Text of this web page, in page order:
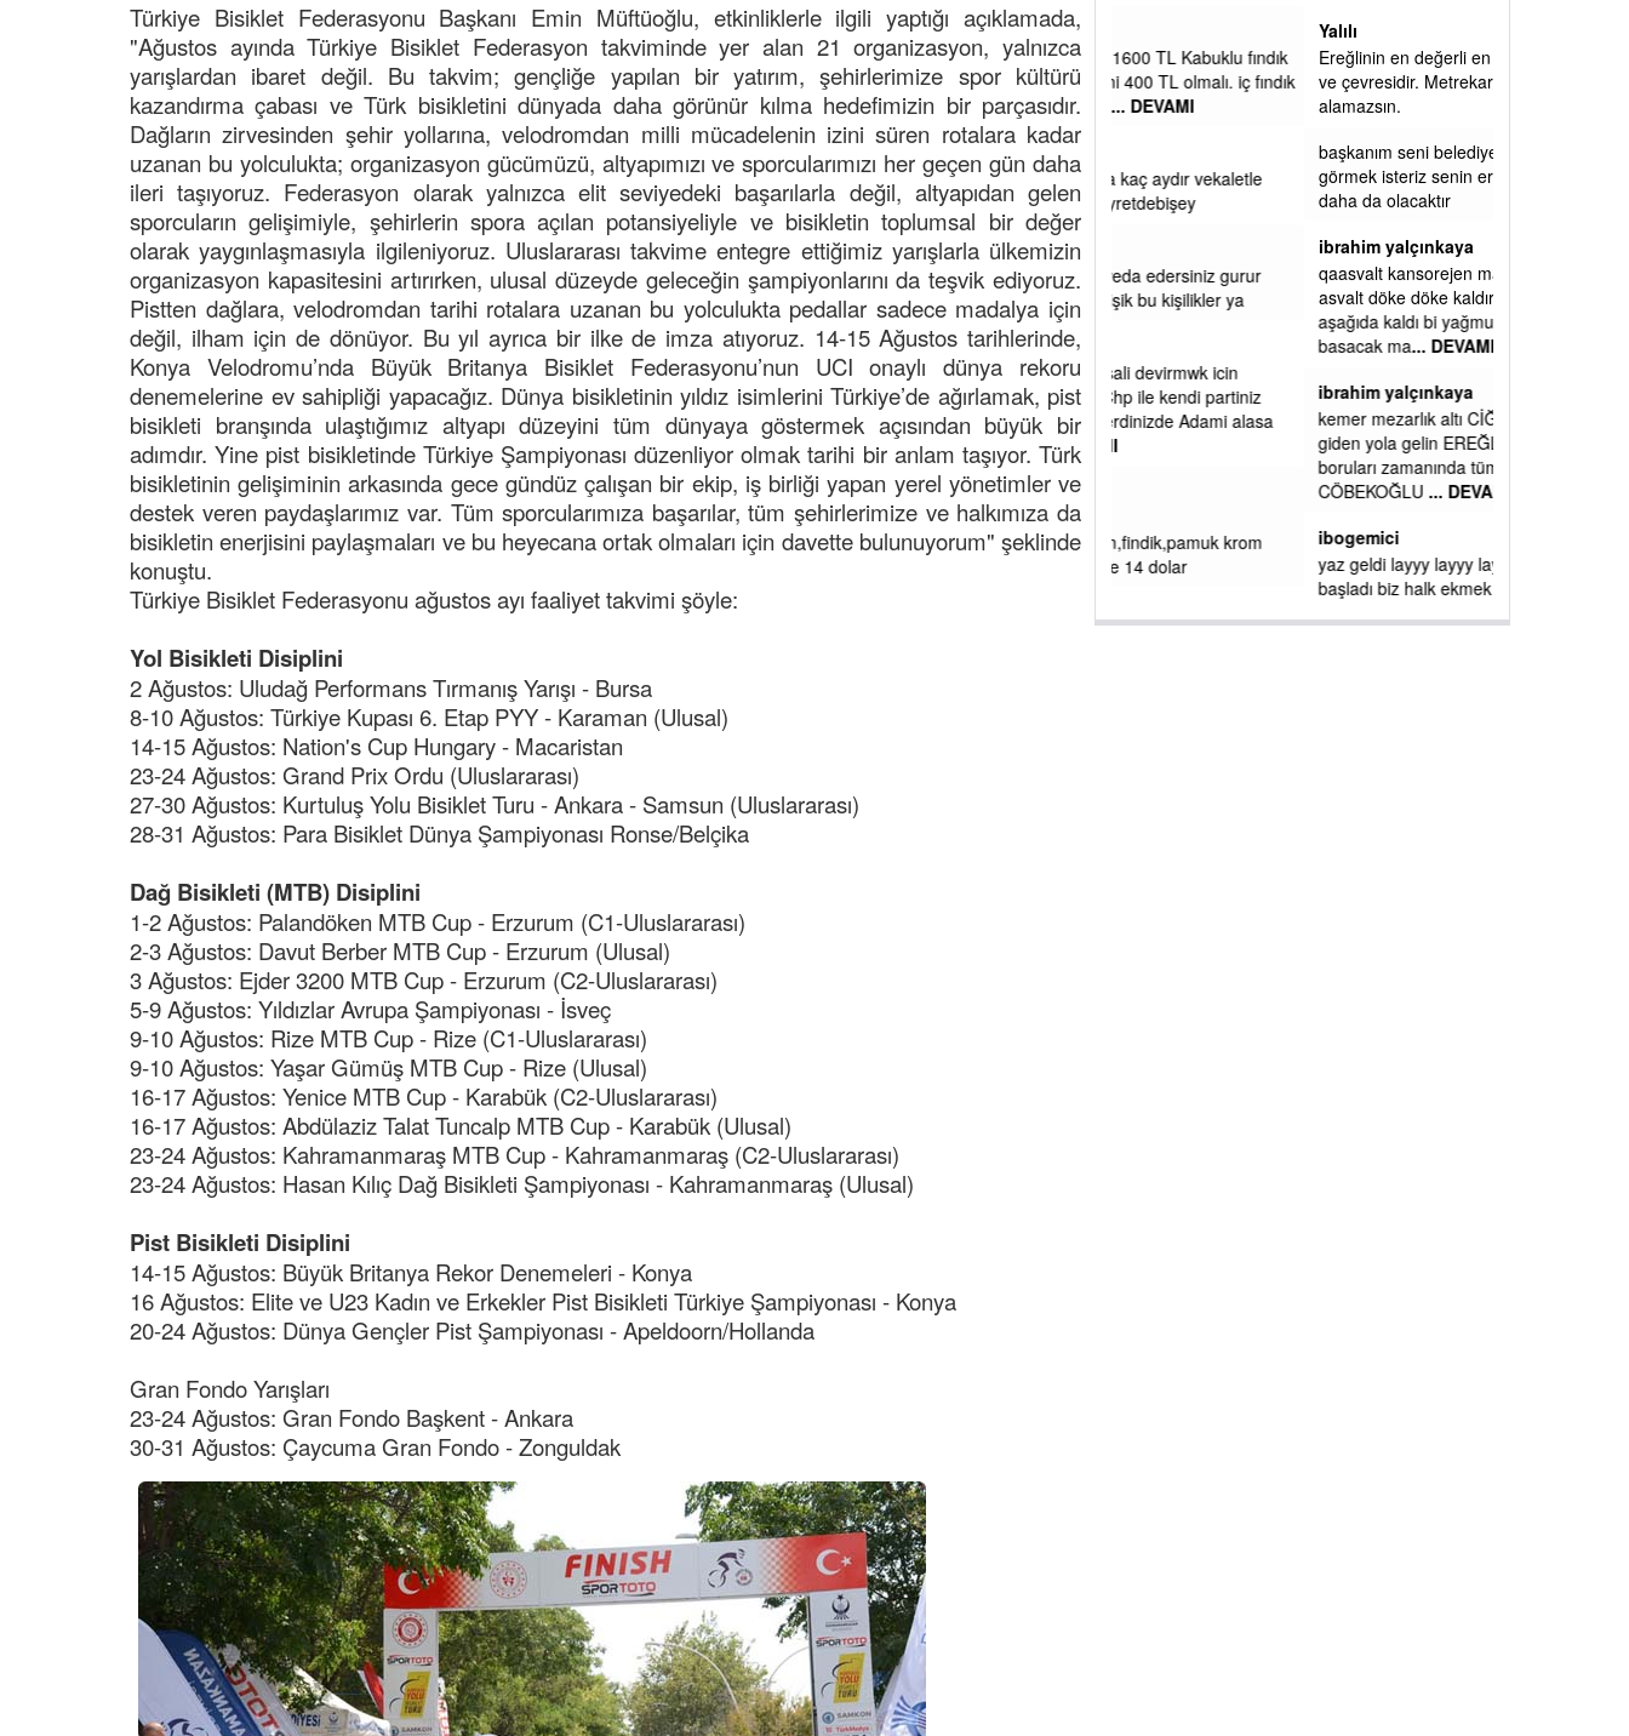
Türkiye Bisiklet Federasyonu Başkanı Emin Müftüoğlu, etkinliklerle ilgili yaptığı açıklamada,
"Ağustos ayında Türkiye Bisiklet Federasyon takviminde yer alan 21 organizasyon, yalnızca
yarışlardan ibaret değil. Bu takvim; gençliğe yapılan bir yatırım, şehirlerimize spor kültürü
kazandırma çabası ve Türk bisikletini dünyada daha görünür kılma hedefimizin bir parçasıdır.
Dağların zirvesinden şehir yollarına, velodromdan milli mücadelenin izini süren rotalara kadar
uzanan bu yolculukta; organizasyon gücümüzü, altyapımızı ve sporcularımızı her geçen gün daha
ileri taşıyoruz. Federasyon olarak yalnızca elit seviyedeki başarılarla değil, altyapıdan gelen
sporcuların gelişimiyle, şehirlerin spora açılan potansiyeliyle ve bisikletin toplumsal bir değer
olarak yaygınlaşmasıyla ilgileniyoruz. Uluslararası takvime entegre ettiğimiz yarışlarla ülkemizin
organizasyon kapasitesini artırırken, ulusal düzeyde geleceğin şampiyonlarını da teşvik ediyoruz.
Pistten dağlara, velodromdan tarihi rotalara uzanan bu yolculukta pedallar sadece madalya için
değil, ilham için de dönüyor. Bu yıl ayrıca bir ilke de imza atıyoruz. 14-15 Ağustos tarihlerinde,
Konya Velodromu’nda Büyük Britanya Bisiklet Federasyonu’nun UCI onaylı dünya rekoru
denemelerine ev sahipliği yapacağız. Dünya bisikletinin yıldız isimlerini Türkiye’de ağırlamak, pist
bisikleti branşında ulaştığımız altyapı düzeyini tüm dünyaya göstermek açısından büyük bir
adımdır. Yine pist bisikletinde Türkiye Şampiyonası düzenliyor olmak tarihi bir anlam taşıyor. Türk
bisikletinin gelişiminin arkasında gece gündüz çalışan bir ekip, iş birliği yapan yerel yönetimler ve
destek veren paydaşlarımız var. Tüm sporcularımıza başarılar, tüm şehirlerimize ve halkımıza da
bisikletin enerjisini paylaşmaları ve bu heyecana ortak olmaları için davette bulunuyorum" şeklinde
konuştu.
Türkiye Bisiklet Federasyonu ağustos ayı faaliyet takvimi şöyle:
Yol Bisikleti Disiplini
2 Ağustos: Uludağ Performans Tırmanış Yarışı - Bursa
8-10 Ağustos: Türkiye Kupası 6. Etap PYY - Karaman (Ulusal)
14-15 Ağustos: Nation's Cup Hungary - Macaristan
23-24 Ağustos: Grand Prix Ordu (Uluslararası)
27-30 Ağustos: Kurtuluş Yolu Bisiklet Turu - Ankara - Samsun (Uluslararası)
28-31 Ağustos: Para Bisiklet Dünya Şampiyonası Ronse/Belçika
Dağ Bisikleti (MTB) Disiplini
1-2 Ağustos: Palandöken MTB Cup - Erzurum (C1-Uluslararası)
2-3 Ağustos: Davut Berber MTB Cup - Erzurum (Ulusal)
3 Ağustos: Ejder 3200 MTB Cup - Erzurum (C2-Uluslararası)
5-9 Ağustos: Yıldızlar Avrupa Şampiyonası - İsveç
9-10 Ağustos: Rize MTB Cup - Rize (C1-Uluslararası)
9-10 Ağustos: Yaşar Gümüş MTB Cup - Rize (Ulusal)
16-17 Ağustos: Yenice MTB Cup - Karabük (C2-Uluslararası)
16-17 Ağustos: Abdülaziz Talat Tuncalp MTB Cup - Karabük (Ulusal)
23-24 Ağustos: Kahramanmaraş MTB Cup - Kahramanmaraş (C2-Uluslararası)
23-24 Ağustos: Hasan Kılıç Dağ Bisikleti Şampiyonası - Kahramanmaraş (Ulusal)
Pist Bisikleti Disiplini
14-15 Ağustos: Büyük Britanya Rekor Denemeleri - Konya
16 Ağustos: Elite ve U23 Kadın ve Erkekler Pist Bisikleti Türkiye Şampiyonası - Konya
20-24 Ağustos: Dünya Gençler Pist Şampiyonası - Apeldoorn/Hollanda
Gran Fondo Yarışları
23-24 Ağustos: Gran Fondo Başkent - Ankara
30-31 Ağustos: Çaycuma Gran Fondo - Zonguldak
Mustafa Ozturk
İç fındığın fiyatı bu gün 1600 TL Kabuklu fındık
bu fiyatın dörtte biri yani 400 TL olmalı. iç fındık
dört katına satılıyor. iç f... DEVAMI
ibrahim yalçınkaya
POSBIYIK nerelerde ya kaç aydır vekaletle
belediye yönetilirmi hayretdebişey
Kadir inanc
Ekmek yediğiniz yere veda edersiniz gurur
tablosu yaparsınız değişik bu kişilikler ya
Muhammed
Valla tren kactj gitti.Uysali devirmwk icin
elinizden ne geliyosa Chp ile kendi partiniz
aleyhine calistiniz.Becerdinizde Adami alasa
ettiniz.Sonuc... DEVAMI
Ali
1950 türkiye
ihracati,tütün,kuruüzüm,findik,pamuk krom
Yalılı
Ereğlinin en değerli en gözde yeri yalı caddesi
ve çevresidir. Metrekaresi 500 bin liraya
alamazsın.
başkanım seni belediye başkanlığında da
görmek isteriz senin ereyliye katkın çok oldu
daha da olacaktır
qaasvalt kansorejen madde mahalle aralarında
asvalt döke döke kaldırımlar ana yoldan
aşağıda kaldı bi yağmurda dükkanları su
basacak ma
ibrahim yalçınkaya
kemer mezarlık altı CİĞİRLİK deniz kenarına
giden yola gelin EREĞLİ BELEDİYESİ o
boruları zamanında tüm ereğli de RUHİ
ibogemici
yaz geldi layyy layyy layy lom festivalleri
başladı biz halk ekmek fabrikası kent lokantası
diyoruz ağacum yaz konserleri diyor